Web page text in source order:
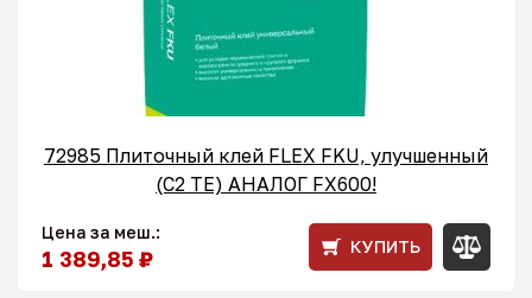
72985 Плиточный клей FLEX FKU, улучшенный
(С2 ТЕ) АНАЛОГ FX600!
Цена за меш.:
1 389,85 ₽ КУПИТЬ